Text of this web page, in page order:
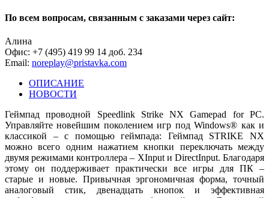
По всем вопросам, связанным с заказами через сайт:
Алина
Офис: +7 (495) 419 99 14 доб. 234
Email: noreplay@pristavka.com
ОПИСАНИЕ
НОВОСТИ
Геймпад проводной Speedlink Strike NX Gamepad for PC.
Управляйте новейшим поколением игр под Windows® как и
классикой – с помощью геймпада: Геймпад STRIKE NX
можно всего одним нажатием кнопки переключать между
двумя режимами контроллера – XInput и DirectInput. Благодаря
этому он поддерживает практически все игры для ПК –
старые и новые. Привычная эргономичная форма, точный
аналоговый стик, двенадцать кнопок и эффективная